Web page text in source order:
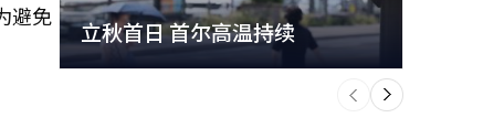
避免
立秋首日 首尔高温持续
下
一
个